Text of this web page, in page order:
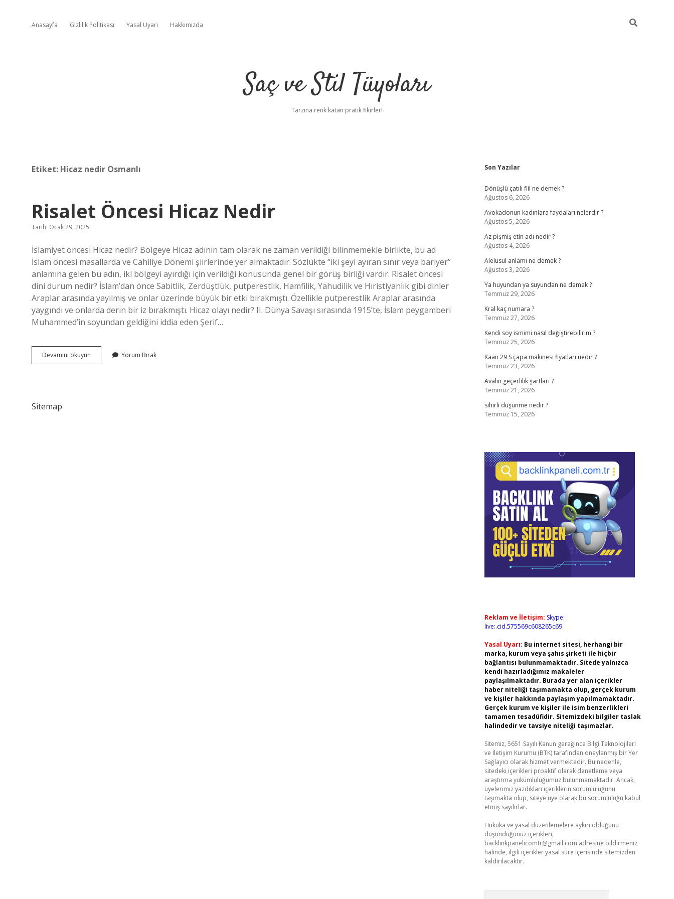
Anasayfa Gizlilik Politikası Yasal Uyarı Hakkımızda
Saç ve Stil Tüyoları
Tarzına renk katan pratik fikirler!
Etiket: Hicaz nedir Osmanlı
Risalet Öncesi Hicaz Nedir
Tarih: Ocak 29, 2025
İslamiyet öncesi Hicaz nedir? Bölgeye Hicaz adının tam olarak ne zaman verildiği bilinmemekle birlikte, bu ad
İslam öncesi masallarda ve Cahiliye Dönemi şiirlerinde yer almaktadır. Sözlükte “iki şeyi ayıran sınır veya bariyer”
anlamına gelen bu adın, iki bölgeyi ayırdığı için verildiği konusunda genel bir görüş birliği vardır. Risalet öncesi
dini durum nedir? İslam’dan önce Sabitlik, Zerdüştlük, putperestlik, Hamfilik, Yahudilik ve Hıristiyanlık gibi dinler
Araplar arasında yayılmış ve onlar üzerinde büyük bir etki bırakmıştı. Özellikle putperestlik Araplar arasında
yaygındı ve onlarda derin bir iz bırakmıştı. Hicaz olayı nedir? II. Dünya Savaşı sırasında 1915’te, İslam peygamberi
Muhammed’in soyundan geldiğini iddia eden Şerif…
Devamını okuyun
Öncesi
Yorum Bırak
Sitemap
Sidebar
Son Yazılar
Dönüşlü çatılı fiil ne demek ?
Ağustos 6, 2026
Avokadonun kadınlara faydaları nelerdir ?
Ağustos 5, 2026
Az pişmiş etin adı nedir ?
Ağustos 4, 2026
Alelusul anlamı ne demek ?
Ağustos 3, 2026
Ya huyundan ya suyundan ne demek ?
Temmuz 29, 2026
Kral kaç numara ?
Temmuz 27, 2026
Kendi soy ismimi nasıl değiştirebilirim ?
Temmuz 25, 2026
Kaan 29 S çapa makinesi fiyatları nedir ?
Temmuz 23, 2026
Avalin geçerlilik şartları ?
Temmuz 21, 2026
sihirli düşünme nedir ?
Temmuz 15, 2026
Reklam ve İletişim: Skype:
live:.cid.575569c608265c69
Yasal Uyarı: Bu internet sitesi, herhangi bir
marka, kurum veya şahıs şirketi ile hiçbir
bağlantısı bulunmamaktadır. Sitede yalnızca
kendi hazırladığımız makaleler
paylaşılmaktadır. Burada yer alan içerikler
haber niteliği taşımamakta olup, gerçek kurum
ve kişiler hakkında paylaşım yapılmamaktadır.
Gerçek kurum ve kişiler ile isim benzerlikleri
tamamen tesadüfidir. Sitemizdeki bilgiler taslak
halindedir ve tavsiye niteliği taşımazlar.
Sitemiz, 5651 Sayılı Kanun gereğince Bilgi Teknolojileri
ve İletişim Kurumu (BTK) tarafından onaylanmış bir Yer
Sağlayıcı olarak hizmet vermektedir. Bu nedenle,
sitedeki içerikleri proaktif olarak denetleme veya
araştırma yükümlülüğümüz bulunmamaktadır. Ancak,
üyelerimiz yazdıkları içeriklerin sorumluluğunu
taşımakta olup, siteye üye olarak bu sorumluluğu kabul
etmiş sayılırlar.
Hukuka ve yasal düzenlemelere aykırı olduğunu
düşündüğünüz içerikleri,
backlinkpanelicomtr@gmail.com adresine bildirmeniz
halinde, ilgili içerikler yasal süre içerisinde sitemizden
kaldırılacaktır.